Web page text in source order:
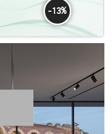
-13%